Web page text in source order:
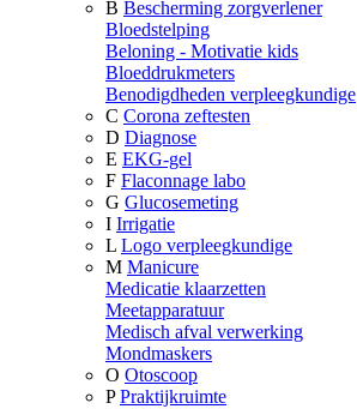
B Bescherming zorgverlener
Bloedstelping
Beloning - Motivatie kids
Bloeddrukmeters
Benodigdheden verpleegkundige
C Corona zeftesten
D Diagnose
E EKG-gel
F Flaconnage labo
G Glucosemeting
I Irrigatie
L Logo verpleegkundige
M Manicure
Medicatie klaarzetten
Meetapparatuur
Medisch afval verwerking
Mondmaskers
O Otoscoop
P Praktijkruimte